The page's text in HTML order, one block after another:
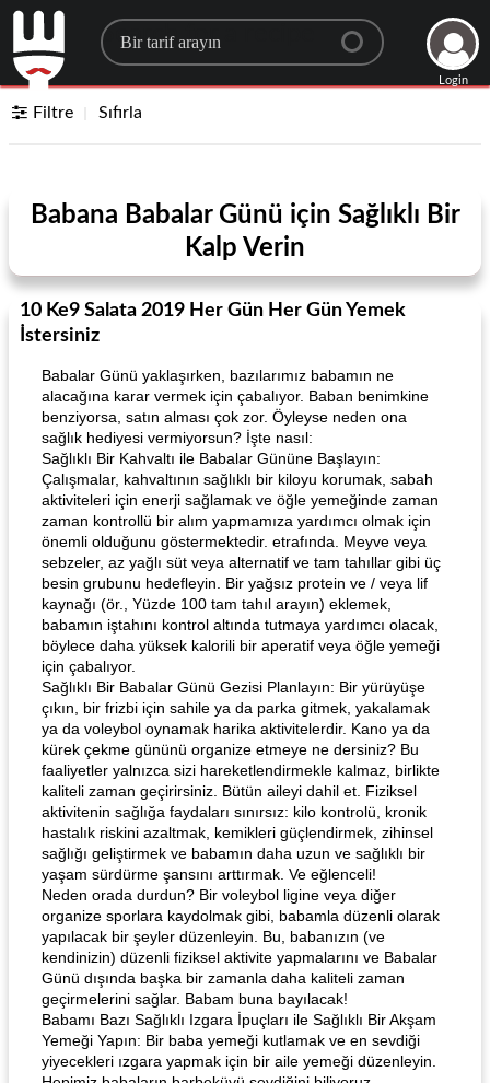
Search for a recipe
Login
Filtre Sıfırla
Babana Babalar Günü için Sağlıklı Bir
Kalp Verin
10 Ke9 Salata 2019 Her Gün Her Gün Yemek
İstersiniz
Babalar Günü yaklaşırken, bazılarımız babamın ne
alacağına karar vermek için çabalıyor. Baban benimkine
benziyorsa, satın alması çok zor. Öyleyse neden ona
sağlık hediyesi vermiyorsun? İşte nasıl:
Sağlıklı Bir Kahvaltı ile Babalar Gününe Başlayın:
Çalışmalar, kahvaltının sağlıklı bir kiloyu korumak, sabah
aktiviteleri için enerji sağlamak ve öğle yemeğinde zaman
zaman kontrollü bir alım yapmamıza yardımcı olmak için
önemli olduğunu göstermektedir. etrafında. Meyve veya
sebzeler, az yağlı süt veya alternatif ve tam tahıllar gibi üç
besin grubunu hedefleyin. Bir yağsız protein ve / veya lif
kaynağı (ör., Yüzde 100 tam tahıl arayın) eklemek,
babamın iştahını kontrol altında tutmaya yardımcı olacak,
böylece daha yüksek kalorili bir aperatif veya öğle yemeği
için çabalıyor.
Sağlıklı Bir Babalar Günü Gezisi Planlayın: Bir yürüyüşe
çıkın, bir frizbi için sahile ya da parka gitmek, yakalamak
ya da voleybol oynamak harika aktivitelerdir. Kano ya da
kürek çekme gününü organize etmeye ne dersiniz? Bu
faaliyetler yalnızca sizi hareketlendirmekle kalmaz, birlikte
kaliteli zaman geçirirsiniz. Bütün aileyi dahil et. Fiziksel
aktivitenin sağlığa faydaları sınırsız: kilo kontrolü, kronik
hastalık riskini azaltmak, kemikleri güçlendirmek, zihinsel
sağlığı geliştirmek ve babamın daha uzun ve sağlıklı bir
yaşam sürdürme şansını arttırmak. Ve eğlenceli!
Neden orada durdun? Bir voleybol ligine veya diğer
organize sporlara kaydolmak gibi, babamla düzenli olarak
yapılacak bir şeyler düzenleyin. Bu, babanızın (ve
kendinizin) düzenli fiziksel aktivite yapmalarını ve Babalar
Günü dışında başka bir zamanla daha kaliteli zaman
geçirmelerini sağlar. Babam buna bayılacak!
Babamı Bazı Sağlıklı Izgara İpuçları ile Sağlıklı Bir Akşam
Yemeği Yapın: Bir baba yemeği kutlamak ve en sevdiği
yiyecekleri ızgara yapmak için bir aile yemeği düzenleyin.